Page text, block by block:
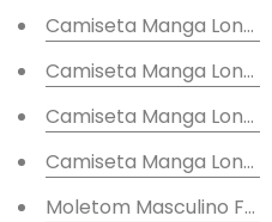
Camiseta Manga
Camiseta Manga Longa
Camiseta Manga
Camiseta Manga
Moletom Masculino